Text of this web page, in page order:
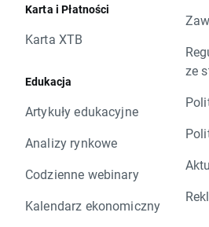
Karta i Płatności
Karta XTB
Edukacja
Artykuły edukacyjne
Analizy rynkowe
Codzienne webinary
Kalendarz ekonomiczny
ze